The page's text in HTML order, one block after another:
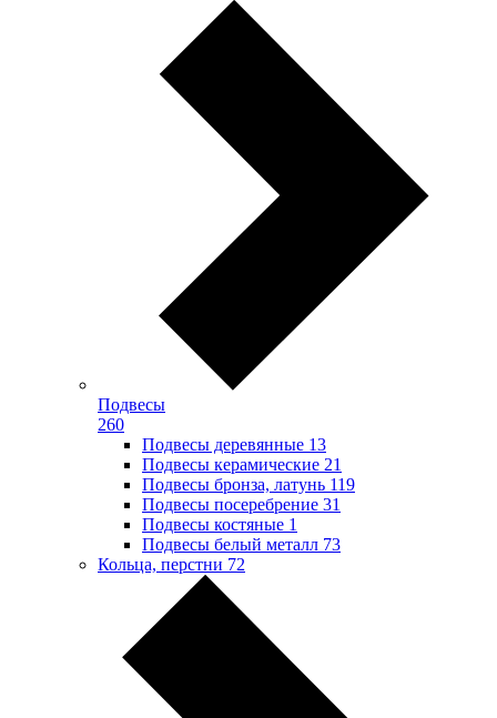
Подвесы
260
Подвесы деревянные 13
Подвесы керамические 21
Подвесы бронза, латунь 119
Подвесы посеребрение 31
Подвесы костяные 1
Подвесы белый металл 73
Кольца, перстни 72